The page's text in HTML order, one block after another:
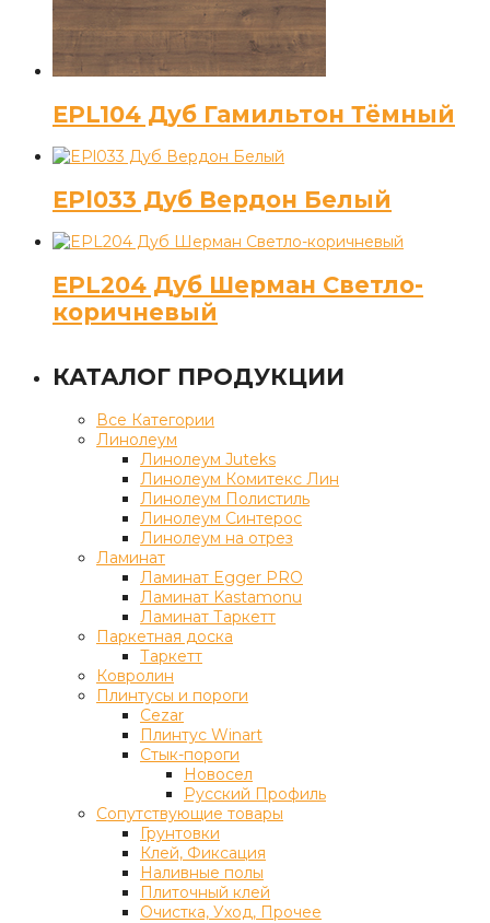
EPL104 Дуб Гамильтон Тёмный
EPl033 Дуб Вердон Белый
EPL204 Дуб Шерман Светло-
коричневый
КАТАЛОГ ПРОДУКЦИИ
Все Категории
Линолеум
Линолеум Juteks
Линолеум Комитекс Лин
Линолеум Полистиль
Линолеум Синтерос
Линолеум на отрез
Ламинат
Ламинат Egger PRO
Ламинат Kastamonu
Ламинат Таркетт
Паркетная доска
Таркетт
Ковролин
Плинтусы и пороги
Cezar
Плинтус Winart
Стык-пороги
Новосел
Русский Профиль
Сопутствующие товары
Грунтовки
Клей, Фиксация
Наливные полы
Плиточный клей
Очистка, Уход, Прочее